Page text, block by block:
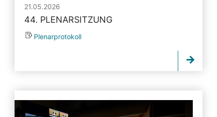
21.05.2026
44. PLENARSITZUNG
Plenarprotokoll